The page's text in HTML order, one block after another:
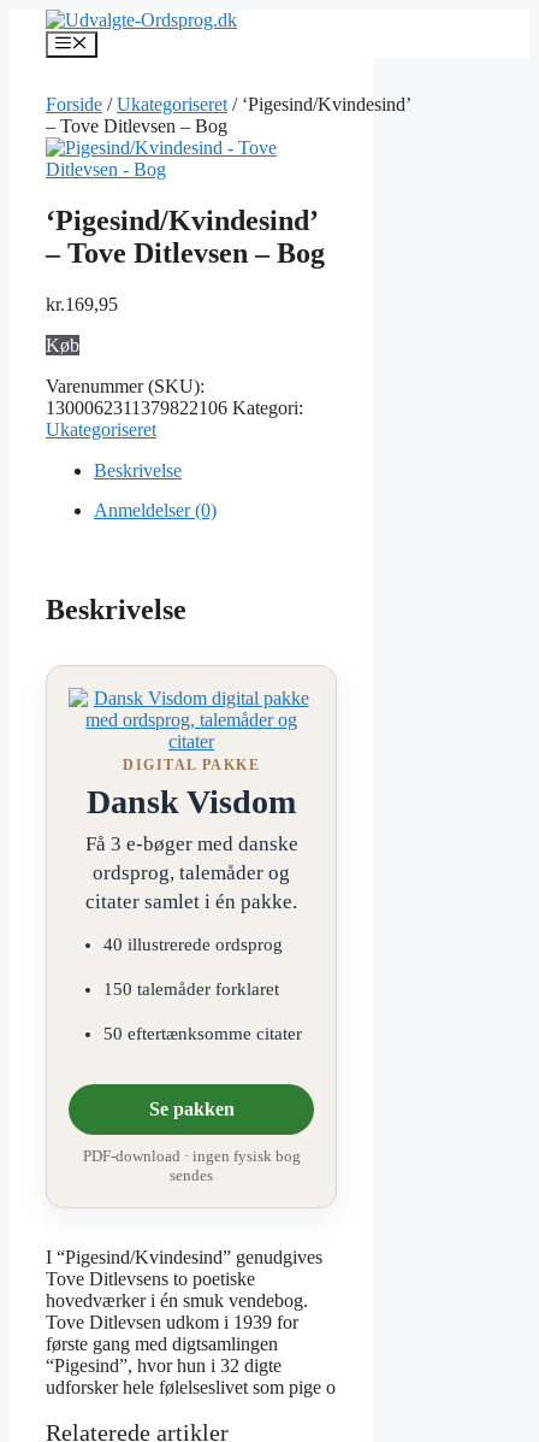
indhold
Menu
Forside /Ukategoriseret / ‘Pigesind/Kvindesind’
– Tove Ditlevsen – Bog
‘Pigesind/Kvindesind’
– Tove Ditlevsen – Bog
kr.169,95
Køb
Varenummer (SKU):
1300062311379822106 Kategori:
Ukategoriseret
Beskrivelse
Anmeldelser (0)
Beskrivelse
DIGITAL PAKKE
Dansk Visdom
Få 3 e-bøger med danske
ordsprog, talemåder og
citater samlet i én pakke.
40 illustrerede ordsprog
150 talemåder forklaret
50 eftertænksomme citater
Se pakken
PDF-download · ingen fysisk bog
sendes
I “Pigesind/Kvindesind” genudgives
Tove Ditlevsens to poetiske
hovedværker i én smuk vendebog.
Tove Ditlevsen udkom i 1939 for
første gang med digtsamlingen
“Pigesind”, hvor hun i 32 digte
udforsker hele følelseslivet som pige o